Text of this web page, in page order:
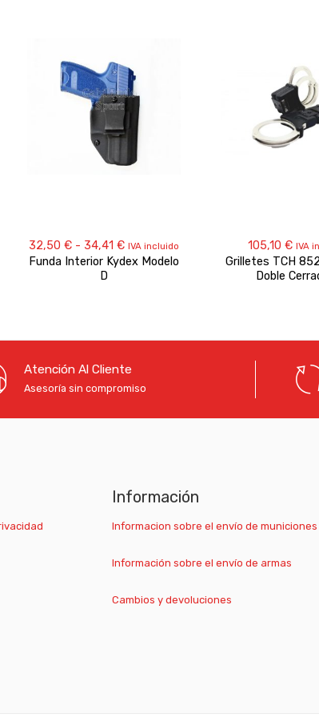
32,50 € - 34,41 €Rango
de
IVA incluido
Funda Interior Kydex Modelo
D
105,10 € IVA
Grilletes TCH
Doble
Atención Al Cliente
Asesoría sin compromiso
Información
Informacion sobre el envío de municiones
Información sobre el envío de armas
Cambios y devoluciones